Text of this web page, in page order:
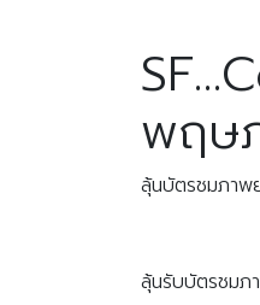
พฤษ
ลุ้นบัตรชมภาพ
ลุ้นรับบัตรชมภ